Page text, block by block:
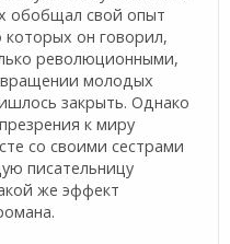
обобщал свой опыт
он говорил,
революционными,
молодых
закрыть. Однако
к миру
со своими сестрами
писательницу
же эффект